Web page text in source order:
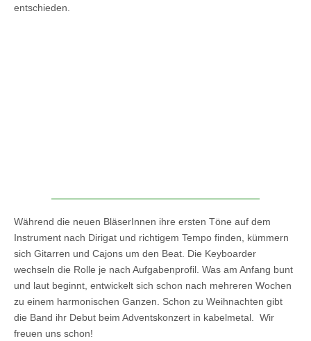
entschieden.
Während die neuen BläserInnen ihre ersten Töne auf dem
Instrument nach Dirigat und richtigem Tempo finden, kümmern
sich Gitarren und Cajons um den Beat. Die Keyboarder
wechseln die Rolle je nach Aufgabenprofil. Was am Anfang bunt
und laut beginnt, entwickelt sich schon nach mehreren Wochen
zu einem harmonischen Ganzen. Schon zu Weihnachten gibt
die Band ihr Debut beim Adventskonzert in kabelmetal. Wir
freuen uns schon!